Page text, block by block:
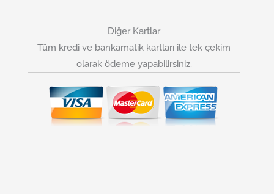
Diğer Kartlar
Tüm kredi ve bankamatik kartları ile tek çekim
olarak ödeme yapabilirsiniz.